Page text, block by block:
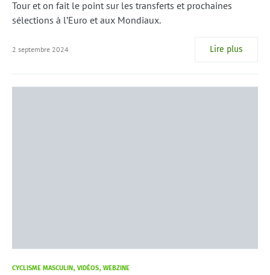
Tour et on fait le point sur les transferts et prochaines
sélections à l’Euro et aux Mondiaux.
2 septembre 2024 Lire plus
CYCLISME MASCULIN VIDÉOS WEBZINE